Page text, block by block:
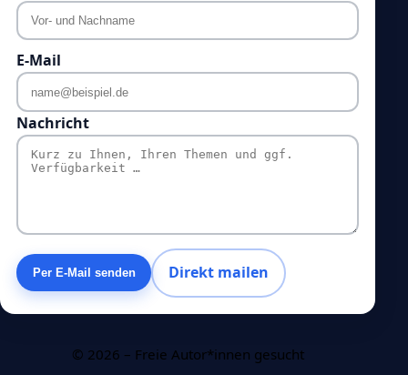
E-Mail
Nachricht
Per E-Mail senden Direkt mailen
© 2026 – Freie Autor*innen gesucht